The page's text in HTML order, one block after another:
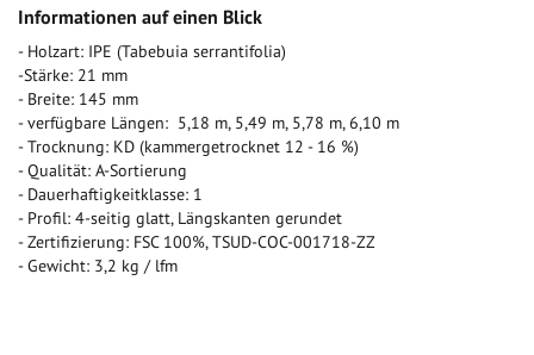
Informationen auf einen Blick
- Holzart: IPE (Tabebuia serrantifolia)
-Stärke: 21 mm
- Breite: 145 mm
- verfügbare Längen: 5,18 m, 5,49 m, 5,78 m, 6,10 m
- Trocknung: KD (kammergetrocknet 12 - 16 %)
- Qualität: A-Sortierung
- Dauerhaftigkeitklasse: 1
- Profil: 4-seitig glatt, Längskanten gerundet
- Zertifizierung: FSC 100%, TSUD-COC-001718-ZZ
- Gewicht: 3,2 kg / lfm